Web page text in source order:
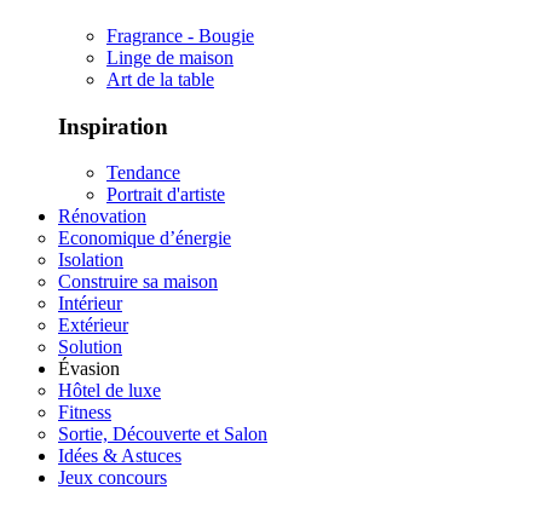
Fragrance - Bougie
Linge de maison
Art de la table
Inspiration
Tendance
Portrait d'artiste
Rénovation
Economique d’énergie
Isolation
Construire sa maison
Intérieur
Extérieur
Solution
Évasion
Hôtel de luxe
Fitness
Sortie, Découverte et Salon
Idées & Astuces
Jeux concours